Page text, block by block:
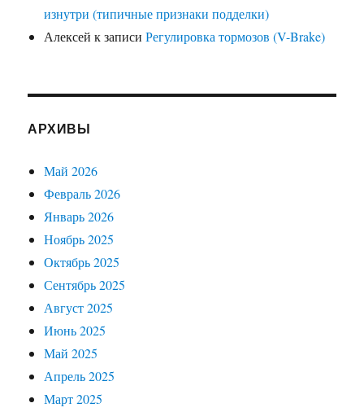
изнутри (типичные признаки подделки)
Алексей к записиРегулировка тормозов (V-Brake)
АРХИВЫ
Май 2026
Февраль 2026
Январь 2026
Ноябрь 2025
Октябрь 2025
Сентябрь 2025
Август 2025
Июнь 2025
Май 2025
Апрель 2025
Март 2025